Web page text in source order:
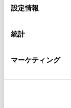
デバイスにすべて
意したことにな
設定の変更、同
「Cookie（クッ
設定情報
統計
マーケティング
京都府